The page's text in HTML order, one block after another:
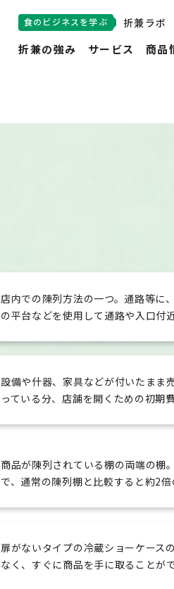
食のビジネスを学ぶ 折兼ラボ
折兼の強み サービス 商品
店内での陳列方法の一つ。通路等に
の平台などを使用して通路や入口付
設備や什器、家具などが付いたまま
っている分、店舗を開くための初期
商品が陳列されている棚の両端の棚
で、通常の陳列棚と比較すると約2
扉がないタイプの冷蔵ショーケース
なく、すぐに商品を手に取ることが